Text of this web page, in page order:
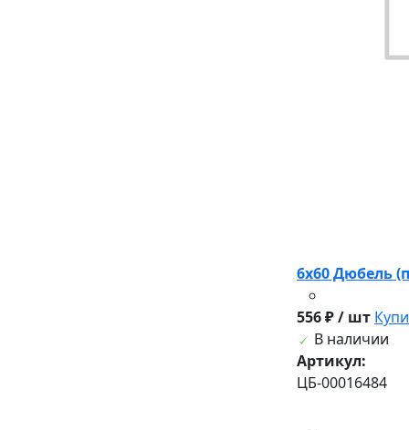
6х60 Дюбель
556 ₽ / шт
В наличии
Артикул:
ЦБ-00016484